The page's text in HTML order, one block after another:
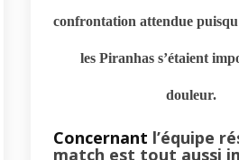
confrontation attendue
les Piranhas s’étaient
douleur.
Concernant l’équipe
match est tout aussi